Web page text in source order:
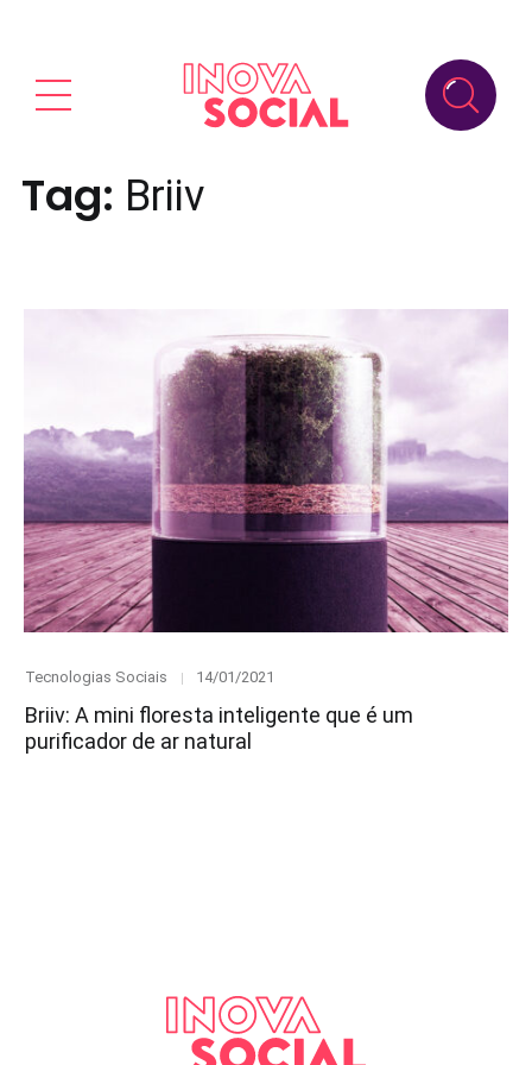
Tag: Briiv
Category
Tecnologias Sociais
Posted
14/01/2021
Briiv: A mini floresta inteligente que é um
purificador de ar natural